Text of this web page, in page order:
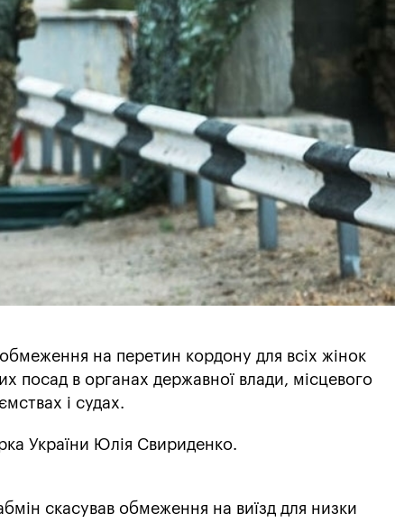
обмеження на перетин кордону для всіх жінок
посад в органах державної влади, місцевого
і судах.
України Юлія Свириденко.
скасував обмеження на виїзд для низки